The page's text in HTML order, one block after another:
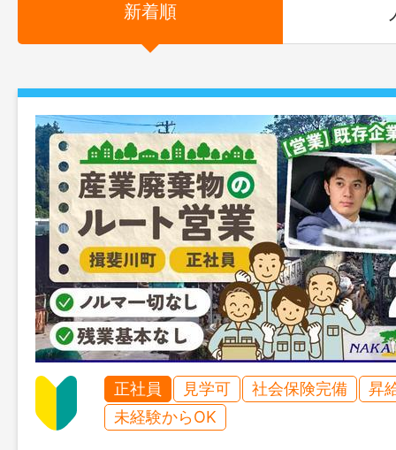
新着順
正社員 見学可 社会保険完備
昇
未経験からOK